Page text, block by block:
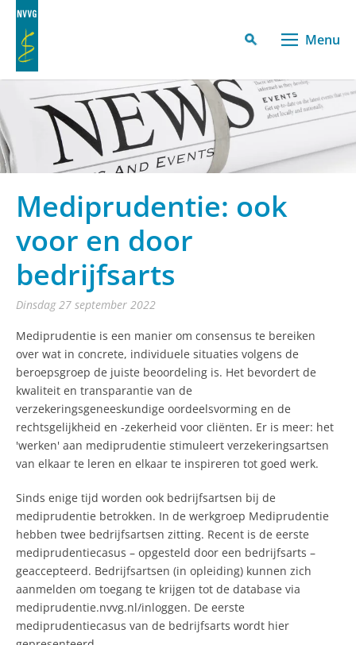
Menu
Mediprudentie: ook
voor en door
bedrijfsarts
dinsdag 27 september 2022
Mediprudentie is een manier om consensus te bereiken
over wat in concrete, individuele situaties volgens de
beroepsgroep de juiste beoordeling is. Het bevordert de
kwaliteit en transparantie van de
verzekeringsgeneeskundige oordeelsvorming en de
rechtsgelijkheid en -zekerheid voor cliënten. Er is meer: het
'werken' aan mediprudentie stimuleert verzekeringsartsen
van elkaar te leren en elkaar te inspireren tot goed werk.
Sinds enige tijd worden ook bedrijfsartsen bij de
mediprudentie betrokken. In de werkgroep Mediprudentie
hebben twee bedrijfsartsen zitting. Recent is de eerste
mediprudentiecasus – opgesteld door een bedrijfsarts –
geaccepteerd. Bedrijfsartsen (in opleiding) kunnen zich
aanmelden om toegang te krijgen tot de database via
mediprudentie.nvvg.nl/inloggen. De eerste
mediprudentiecasus van de bedrijfsarts wordt hier